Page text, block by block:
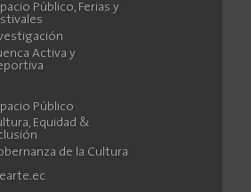
Público, Ferias y
Activa y
Público
Equidad &
de la Cultura